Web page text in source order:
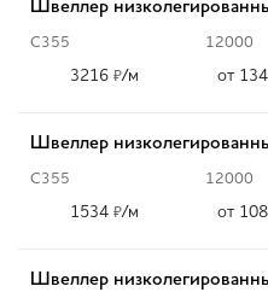
Швеллер
С355 12000
3216 ₽/м от
Швеллер
С355 12000
1534 ₽/м от
Швеллер